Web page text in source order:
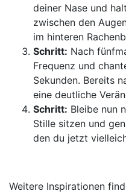
deiner Nase und
zwischen den
im hinteren
Schritt: Nach
Frequenz und
Sekunden. Bereits
eine deutliche
Schritt: Bleibe nun
Stille sitzen und
den du jetzt
Weitere Inspirationen